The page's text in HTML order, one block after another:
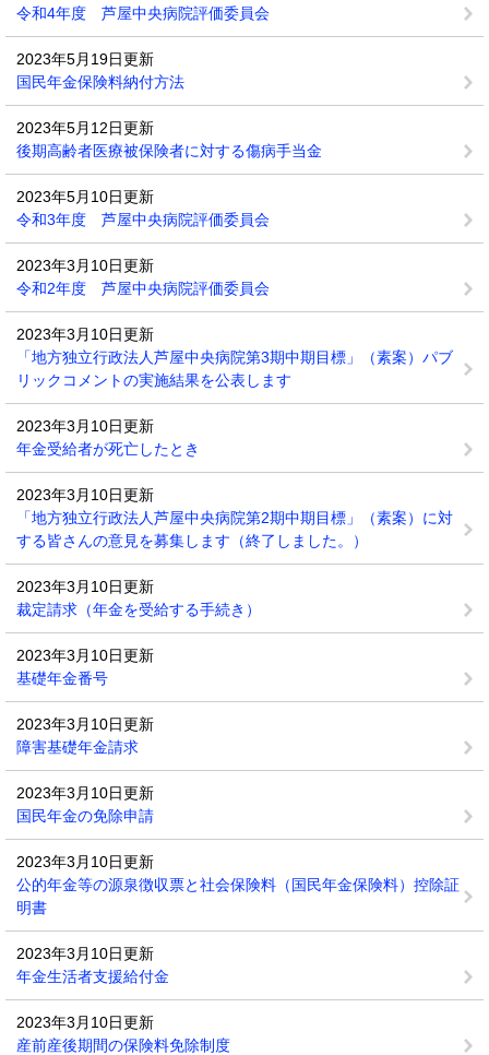
令和4年度 芦屋中央病院評価委員会
2023年5月19日更新
国民年金保険料納付方法
2023年5月12日更新
後期高齢者医療被保険者に対する傷病手当金
2023年5月10日更新
令和3年度 芦屋中央病院評価委員会
2023年3月10日更新
令和2年度 芦屋中央病院評価委員会
2023年3月10日更新
「地方独立行政法人芦屋中央病院第3期中期目標」（素案）パブ
リックコメントの実施結果を公表します
2023年3月10日更新
年金受給者が死亡したとき
2023年3月10日更新
「地方独立行政法人芦屋中央病院第2期中期目標」（素案）に対
する皆さんの意見を募集します（終了しました。）
2023年3月10日更新
裁定請求（年金を受給する手続き）
2023年3月10日更新
基礎年金番号
2023年3月10日更新
障害基礎年金請求
2023年3月10日更新
国民年金の免除申請
2023年3月10日更新
公的年金等の源泉徴収票と社会保険料（国民年金保険料）控除証
明書
2023年3月10日更新
年金生活者支援給付金
2023年3月10日更新
産前産後期間の保険料免除制度